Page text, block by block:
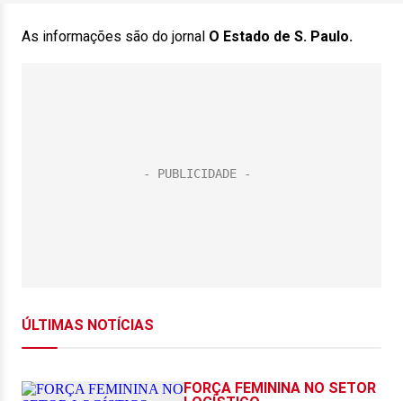
As informações são do jornal O Estado de S. Paulo.